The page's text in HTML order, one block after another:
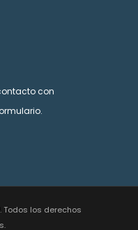
con
Todos los derechos